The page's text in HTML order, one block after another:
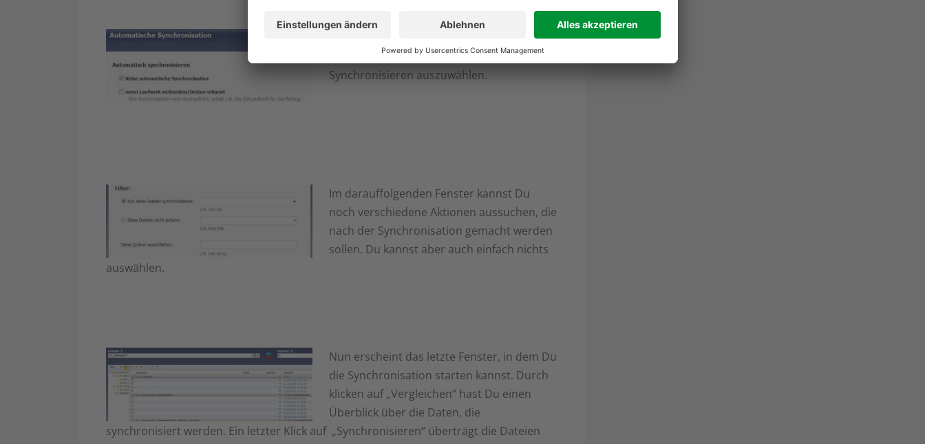
Möglichkeit, Optionen für das automatische
Synchronisieren auszuwählen.
Im darauffolgenden Fenster kannst Du
noch verschiedene Aktionen aussuchen, die
nach der Synchronisation gemacht werden
sollen. Du kannst aber auch einfach nichts
auswählen.
Nun erscheint das letzte Fenster, in dem Du
die Synchronisation starten kannst. Durch
klicken auf „Vergleichen“ hast Du einen
Überblick über die Daten, die
synchronisiert werden. Ein letzter Klick auf „Synchronisieren“ überträgt die Dateien